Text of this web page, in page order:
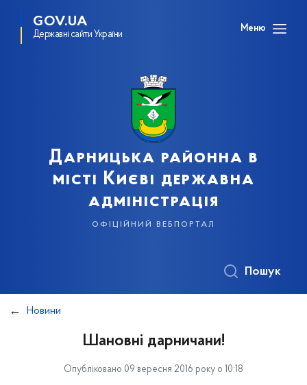
GOV.UA
Державні сайти України
Меню
Дарницька районна в
місті Києві державна
адміністрація
офіційний вебпортал
Пошук
Новини
Шановні дарничани!
Опубліковано 09 вересня 2016 року о 10:18